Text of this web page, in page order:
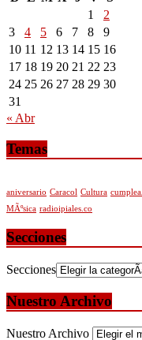
1
2
3
4 5 6 7 8
9
10 11 12 13 14 15 16
17 18 19 20 21 22 23
24 25 26 27 28 29 30
31
« Abr
Temas
aniversario Caracol Cultura
MÃºsica radioipiales.co
Secciones
Secciones
Nuestro Archivo
Nuestro Archivo